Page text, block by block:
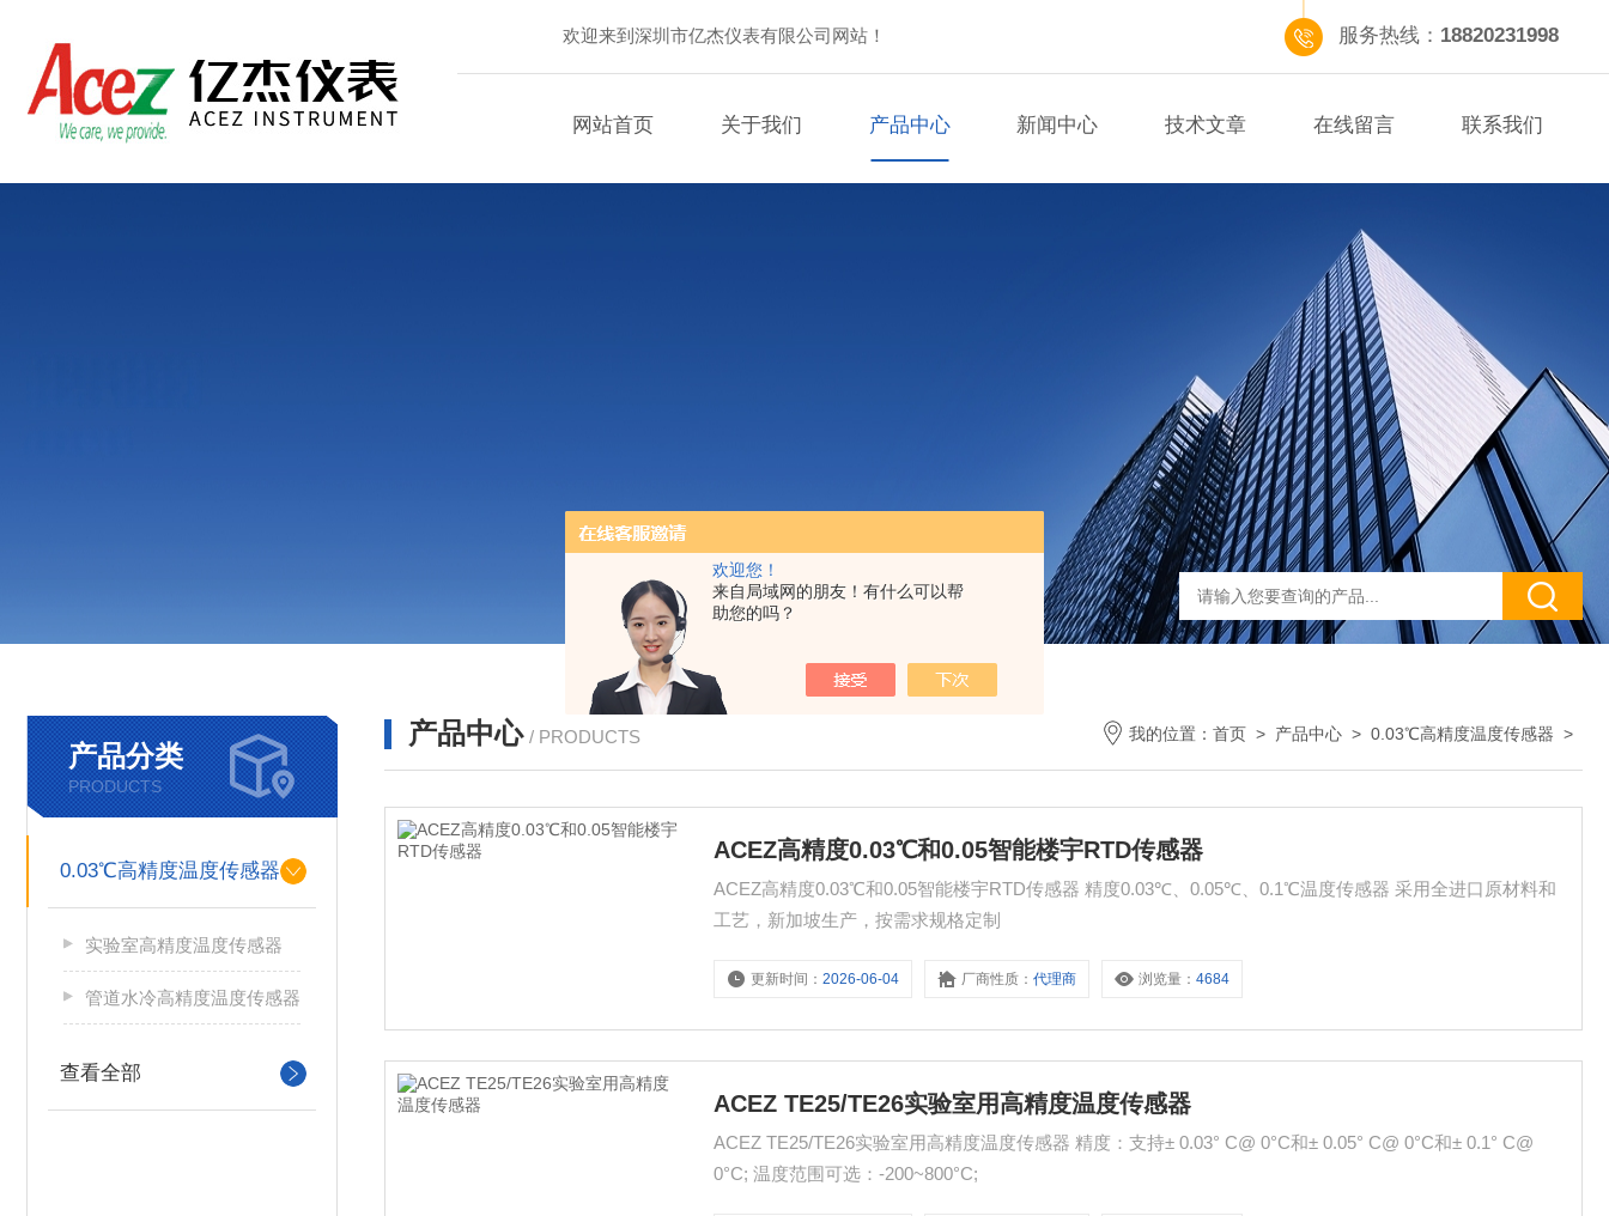
欢迎您！
来自局域网的朋友！有什么可以帮
助您的吗？
欢迎来到深圳市亿杰仪表有限公司网站！ 服务热线： 18820231998
网站首页 关于我们 产品中心 新闻中心 技术文章 在线留言 联系我们
产品分类
PRODUCTS
0.03℃高精度温度传感器
实验室高精度温度传感器
管道水冷高精度温度传感器
查看全部
产品中心 / PRODUCTS 我的位置： 首页 > 产品中心 > 0.03℃高精度温度传感器 >
ACEZ高精度0.03℃和0.05智能楼宇RTD传感器
ACEZ高精度0.03℃和0.05智能楼宇RTD传感器 精度0.03℃、0.05℃、0.1℃温度传感器 采用全进口原材料和
工艺，新加坡生产，按需求规格定制
更新时间：2026-06-04 厂商性质：代理商 浏览量：4684
ACEZ TE25/TE26实验室用高精度温度传感器
ACEZ TE25/TE26实验室用高精度温度传感器 精度：支持± 0.03° C@ 0°C和± 0.05° C@ 0°C和± 0.1° C@
0°C; 温度范围可选：-200~800°C;